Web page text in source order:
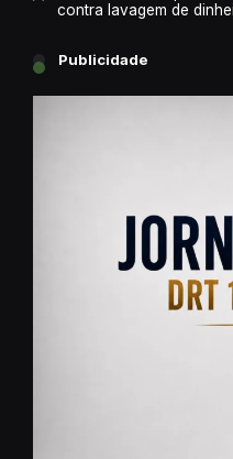
contra lavagem de
Publicidade